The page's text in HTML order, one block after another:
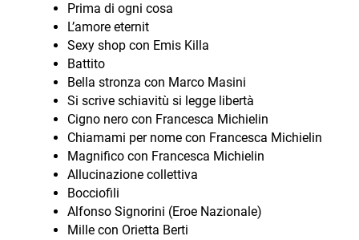
Prima di ogni cosa
L’amore eternit
Sexy shop con Emis Killa
Battito
Bella stronza con Marco Masini
Si scrive schiavitù si legge libertà
Cigno nero con Francesca Michielin
Chiamami per nome con Francesca Michielin
Magnifico con Francesca Michielin
Allucinazione collettiva
Bocciofili
Alfonso Signorini (Eroe Nazionale)
Mille con Orietta Berti